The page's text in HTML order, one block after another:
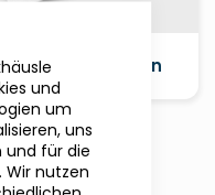
Tischunterlagen
und
um
uns
und für die
Wir nutzen